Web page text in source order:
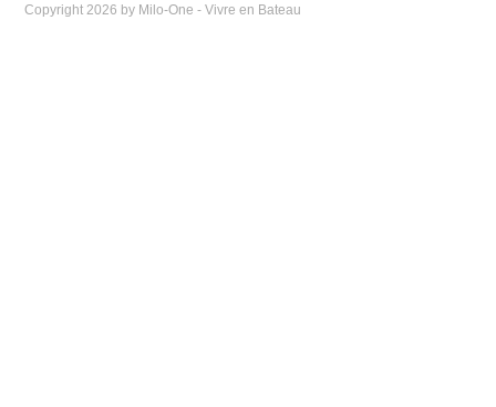
Copyright 2026 by Milo-One - Vivre en Bateau